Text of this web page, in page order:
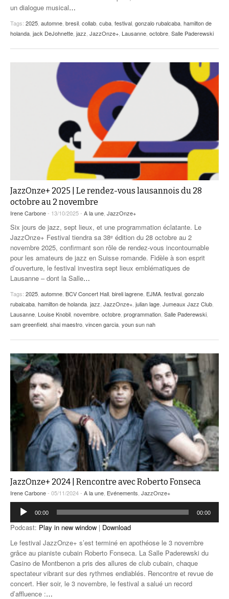
un dialogue musical…
Tags: 2025, automne, bresil, collab, cuba, festival, gonzalo rubalcaba, hamilton de
holanda, jack DeJohnette, jazz, JazzOnze+, Lausanne, octobre, Salle Paderewski
JazzOnze+ 2025 | Le rendez-vous lausannois du 28
octobre au 2 novembre
Irene Carbone- 13/10/2025 - A la une JazzOnze+
Six jours de jazz, sept lieux, et une programmation éclatante. Le
JazzOnze+ Festival tiendra sa 38ᵉ édition du 28 octobre au 2
novembre 2025, confirmant son rôle de rendez-vous incontournable
pour les amateurs de jazz en Suisse romande. Fidèle à son esprit
d’ouverture, le festival investira sept lieux emblématiques de
Lausanne – dont la Salle…
Tags: 2025 automne BCV Concert Hall bireli lagrene EJMA festival gonzalo
rubalcaba hamilton de holanda jazz JazzOnze+ julian lage Jumeaux Jazz Club
Lausanne Louise Knobil novembre octobre programmation Salle Paderewski
sam greenfield shai maestro vincen garcia youn sun nah
JazzOnze+ 2024 | Rencontre avec Roberto Fonseca
Irene Carbone- 05/11/2024 - A la une Evénements JazzOnze+
Lecteur
audio
00:00 00:00
Podcast: Play in new window | Download
Le festival JazzOnze+ s’est terminé en apothéose le 3 novembre
grâce au pianiste cubain Roberto Fonseca. La Salle Paderewski du
Casino de Montbenon a pris des allures de club cubain, chaque
spectateur vibrant sur des rythmes endiablés. Rencontre et revue de
concert. Hier soir, le 3 novembre, le festival a salué un record
d’affluence :…